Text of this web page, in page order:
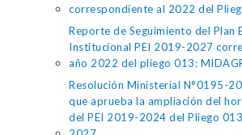
correspondiente al 2022 del
Reporte de Seguimiento del Plan
Institucional PEI 2019-2027
año 2022 del pliego 013:
Resolución Ministerial N°0195-
que aprueba la ampliación del
del PEI 2019-2024 del Pliego